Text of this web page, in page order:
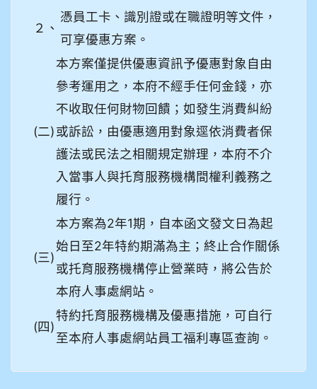
２、
憑員工卡、識別證或在職證明等文件，
可享優惠方案。
(二)
本方案僅提供優惠資訊予優惠對象自由
參考運用之，本府不經手任何金錢，亦
不收取任何財物回饋；如發生消費糾紛
或訴訟，由優惠適用對象逕依消費者保
護法或民法之相關規定辦理，本府不介
入當事人與托育服務機構間權利義務之
履行。
(三)
本方案為2年1期，自本函文發文日為起
始日至2年特約期滿為主；終止合作關係
或托育服務機構停止營業時，將公告於
本府人事處網站。
(四)
特約托育服務機構及優惠措施，可自行
至本府人事處網站員工福利專區查詢。